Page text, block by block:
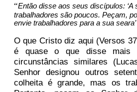
“Então disse aos seus discípulos: ‘A
trabalhadores são poucos. Peçam,
envie trabalhadores para a sua seara’
O que Cristo diz aqui (Versos
é quase o que disse mais
circunstâncias similares
Senhor designou outros
colheita é grande, mas os